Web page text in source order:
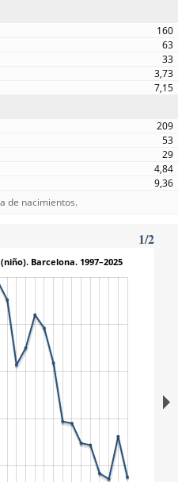
160
63
33
3,73
7,15
209
53
29
4,84
9,36
de nacimientos.